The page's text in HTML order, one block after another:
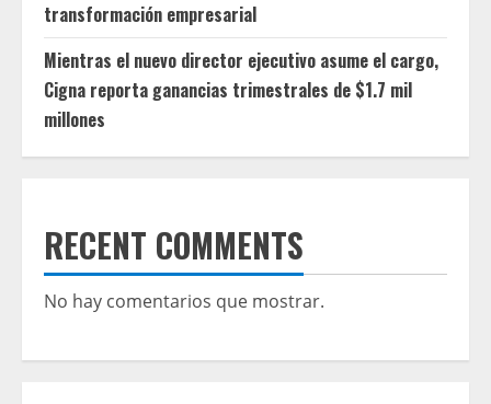
transformación empresarial
Mientras el nuevo director ejecutivo asume el cargo,
Cigna reporta ganancias trimestrales de $1.7 mil
millones
RECENT COMMENTS
No hay comentarios que mostrar.